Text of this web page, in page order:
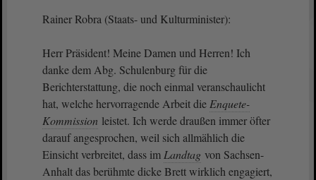
Rainer Robra (Staats- und Kulturminister):
Herr Präsident! Meine Damen und Herren! Ich
danke dem Abg. Schulenburg für die
Berichterstattung, die noch einmal veranschaulicht
hat, welche hervorragende Arbeit die Enquete-
Kommission leistet. Ich werde draußen immer öfter
darauf angesprochen, weil sich allmählich die
Einsicht verbreitet, dass im Landtag von Sachsen-
Anhalt das berühmte dicke Brett wirklich engagiert,